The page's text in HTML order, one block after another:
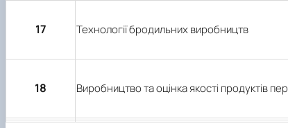
17 Технології бродильних виробництв
18 Виробництво та оцінка якості продуктів